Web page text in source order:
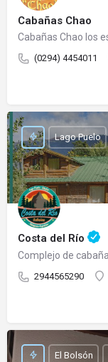
Cabañas Chao
(0294) 4454011
Costa del Río
2944565290
Lago Puelo
El Bolsón